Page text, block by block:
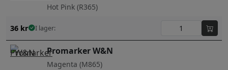
Hot Pink (R365)
36 kr I lager:
Promarker W&N
Magenta (M865)